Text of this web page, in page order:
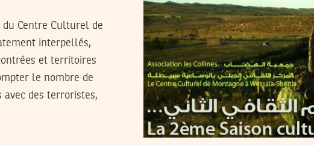
du Centre Culturel de
interpellés,
et territoires
le nombre de
avec des terroristes,